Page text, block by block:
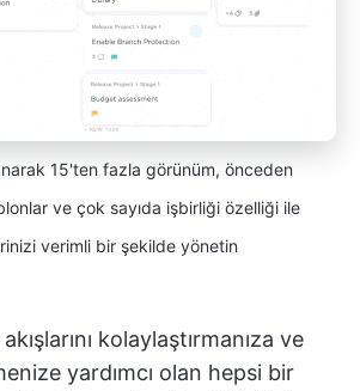
15'ten fazla görünüm, önceden
ve çok sayıda işbirliği özelliği ile
verimli bir şekilde yönetin
kolaylaştırmanıza ve
yardımcı olan hepsi bir